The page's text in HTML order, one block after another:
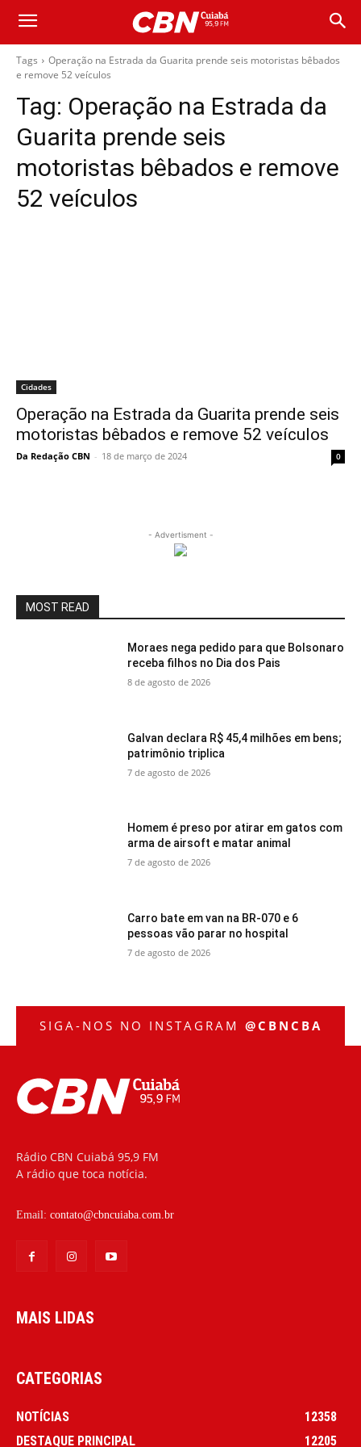
Tags
Operação na Estrada da Guarita prende seis motoristas bêbados
e remove 52 veículos
Tag: Operação na Estrada da
Guarita prende seis
motoristas bêbados e remove
52 veículos
Cidades
Operação na Estrada da Guarita prende seis
motoristas bêbados e remove 52 veículos
Da Redação CBN - 18 de março de 2024 0
- Advertisment -
MOST READ
Moraes nega pedido para que Bolsonaro
receba filhos no Dia dos Pais
8 de agosto de 2026
Galvan declara R$ 45,4 milhões em bens;
patrimônio triplica
7 de agosto de 2026
Homem é preso por atirar em gatos com
arma de airsoft e matar animal
7 de agosto de 2026
Carro bate em van na BR-070 e 6
pessoas vão parar no hospital
7 de agosto de 2026
SIGA-NOS NO INSTAGRAM @CBNCBA
Rádio CBN Cuiabá 95,9 FM
A rádio que toca notícia.
Email: contato@cbncuiaba.com.br
MAIS LIDAS
CATEGORIAS
NOTÍCIAS
12358
DESTAQUE PRINCIPAL
12205